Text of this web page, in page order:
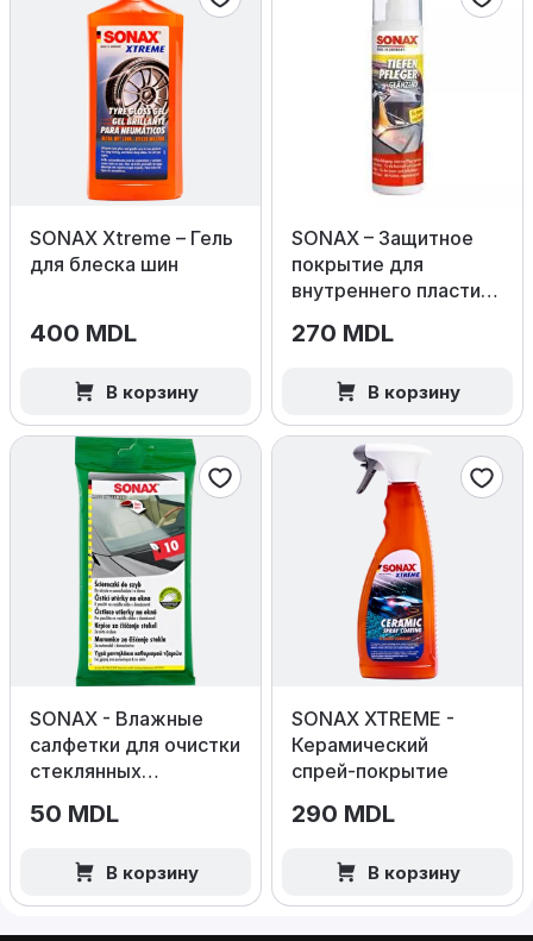
SONAX Xtreme – Гель
для блеска шин
400 MDL
В корзину
SONAX – Защитное
покрытие для
внутреннего пластика
270 MDL
В корзину
SONAX - Влажные
салфетки для очистки
стеклянных
50 MDL
В корзину
SONAX XTREME -
Керамический
спрей‑покрытие
290 MDL
В корзину